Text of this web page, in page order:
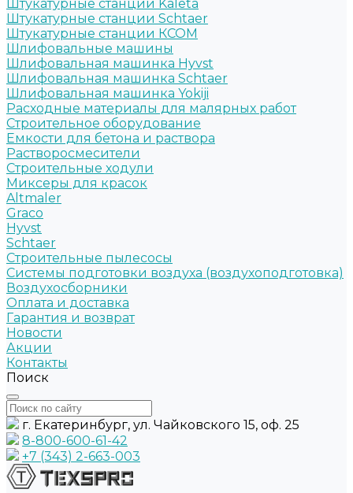
Штукатурные станции Kaleta
Штукатурные станции Schtaer
Штукатурные станции КСОМ
Шлифовальные машины
Шлифовальная машинка Hyvst
Шлифовальная машинка Schtaer
Шлифовальная машинка Yokiji
Расходные материалы для малярных работ
Строительное оборудование
Емкости для бетона и раствора
Растворосмесители
Строительные ходули
Миксеры для красок
Altmaler
Graco
Hyvst
Schtaer
Строительные пылесосы
Системы подготовки воздуха (воздухоподготовка)
Воздухосборники
Оплата и доставка
Гарантия и возврат
Новости
Акции
Контакты
Поиск
г. Екатеринбург, ул. Чайковского 15, оф. 25
8-800-600-61-42
+7 (343) 2-663-003